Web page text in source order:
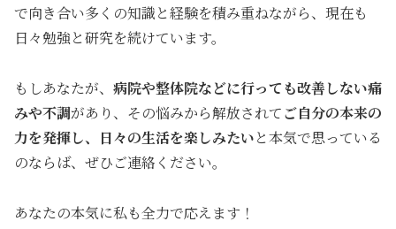
で向き合い多くの知識と経験を積み重ねながら、現在も
日々勉強と研究を続けています。
もしあなたが、 病院や整体院などに行っても改善しない痛
みや不調があり、その悩みから解放されてご自分の本来の
力を発揮し、日々の生活を楽しみたいと本気で思っている
のならば、ぜひご連絡ください。
あなたの本気に私も全力で応えます！